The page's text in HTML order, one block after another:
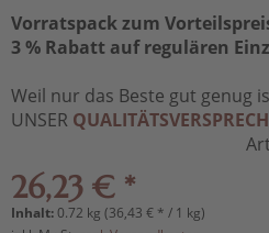
Vorratspack zum
3 % Rabatt auf regulären
Weil nur das Beste gut genug
UNSER
26,23 € *
Inhalt:0.72 kg (36,43 € * / 1 kg)